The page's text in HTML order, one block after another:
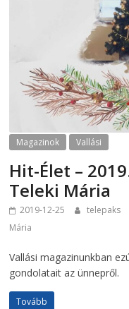
Magazinok Vallási
Hit-Élet –
Teleki Mária
2019-12-25 telepaks
Mária
Vallási magazinunkban
gondolatait az ünnepről.
Tovább